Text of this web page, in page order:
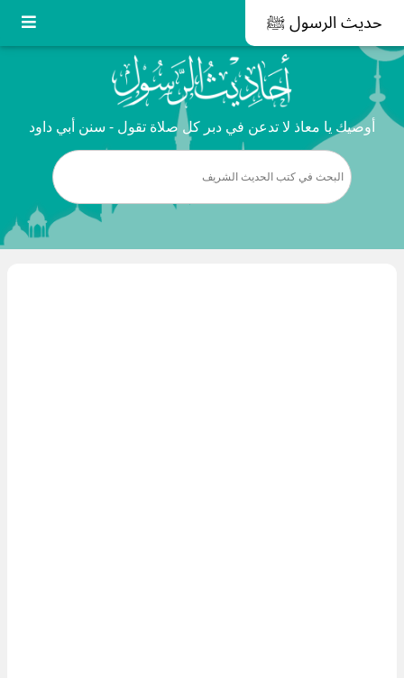
حديث الرسول ﷺ
أوصيك يا معاذ لا تدعن في دبر كل صلاة تقول - سنن أبي داود